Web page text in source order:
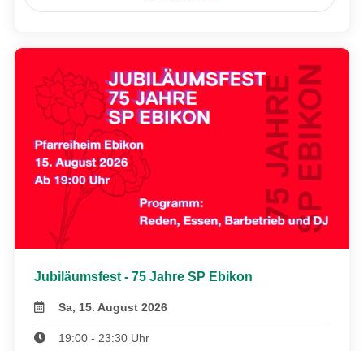
Jubiläumsfest - 75 Jahre SP Ebikon
Sa, 15. August 2026
19:00 - 23:30 Uhr